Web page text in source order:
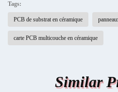
Tags:
PCB de substrat en céramique
carte PCB multicouche en céramique
Similar